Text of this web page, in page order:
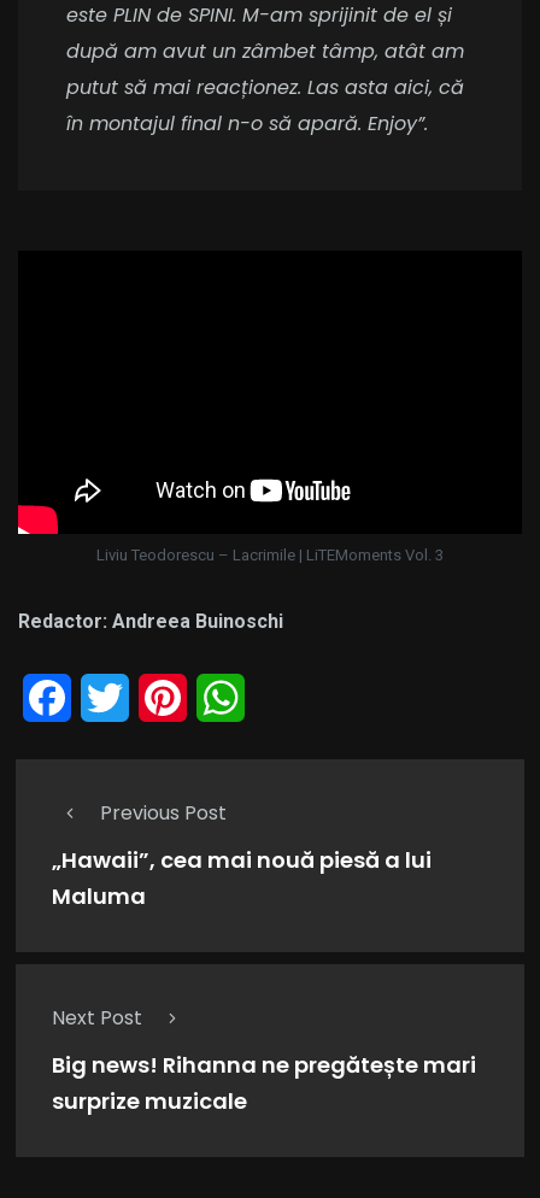
este PLIN de SPINI. M-am sprijinit de el și
după am avut un zâmbet tâmp, atât am
putut să mai reacționez. Las asta aici, că
în montajul final n-o să apară. Enjoy”.
Liviu Teodorescu – Lacrimile | LiTEMoments Vol. 3
Redactor: Andreea Buinoschi
Facebook
Twitter Pinterest
Previous Post
„Hawaii”, cea mai nouă piesă a lui
Maluma
Next Post
Big news! Rihanna ne pregătește mari
surprize muzicale